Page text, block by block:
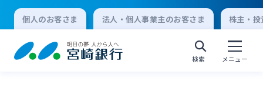
個人のお客さま 法人・個人事業主のお客さま 株主・
検索 メニュー